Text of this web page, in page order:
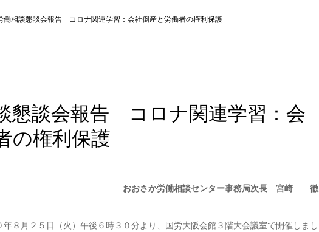
働相談懇談会報告 コロナ関連学習：会社倒産と労働者の権利保護
懇談会報告 コロナ関連学習：会
の権利保護
おおさか労働相談センター事務局次長 宮崎 徹
８月２５日（火）午後６時３０分より、国労大阪会館３階大会議室で開催しまし